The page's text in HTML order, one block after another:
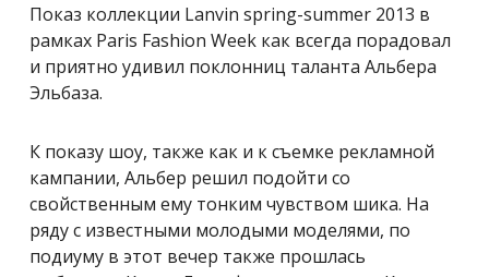
Показ коллекции Lanvin spring-summer 2013 в
рамках Paris Fashion Week как всегда порадовал
и приятно удивил поклонниц таланта Альбера
Эльбаза.
К показу шоу, также как и к съемке рекламной
кампании, Альбер решил подойти со
свойственным ему тонким чувством шика. На
ряду с известными молодыми моделями, по
подиуму в этот вечер также прошлась